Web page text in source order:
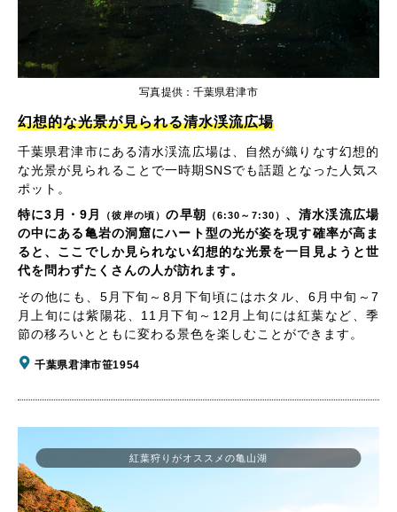
写真提供：千葉県君津市
幻想的な光景が見られる清水渓流広場
千葉県君津市にある清水渓流広場は、自然が織りなす幻想的
な光景が見られることで一時期SNSでも話題となった人気ス
ポット。
特に3月・9月
（彼岸の頃）の早朝 （6:30～7:30） 、清水渓流広場
の中にある亀岩の洞窟にハート型の光が姿を現す確率が高ま
ると、ここでしか見られない幻想的な光景を一目見ようと世
代を問わずたくさんの人が訪れます。
その他にも、5月下旬～8月下旬頃にはホタル、6月中旬～7
月上旬には紫陽花、11月下旬～12月上旬には紅葉など、季
節の移ろいとともに変わる景色を楽しむことができます。
千葉県君津市笹1954
紅葉狩りがオススメの亀山湖